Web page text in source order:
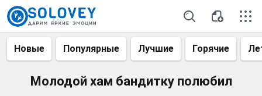
Новые Популярные Лучшие Горячие
Молодой хам бандитку полюбил